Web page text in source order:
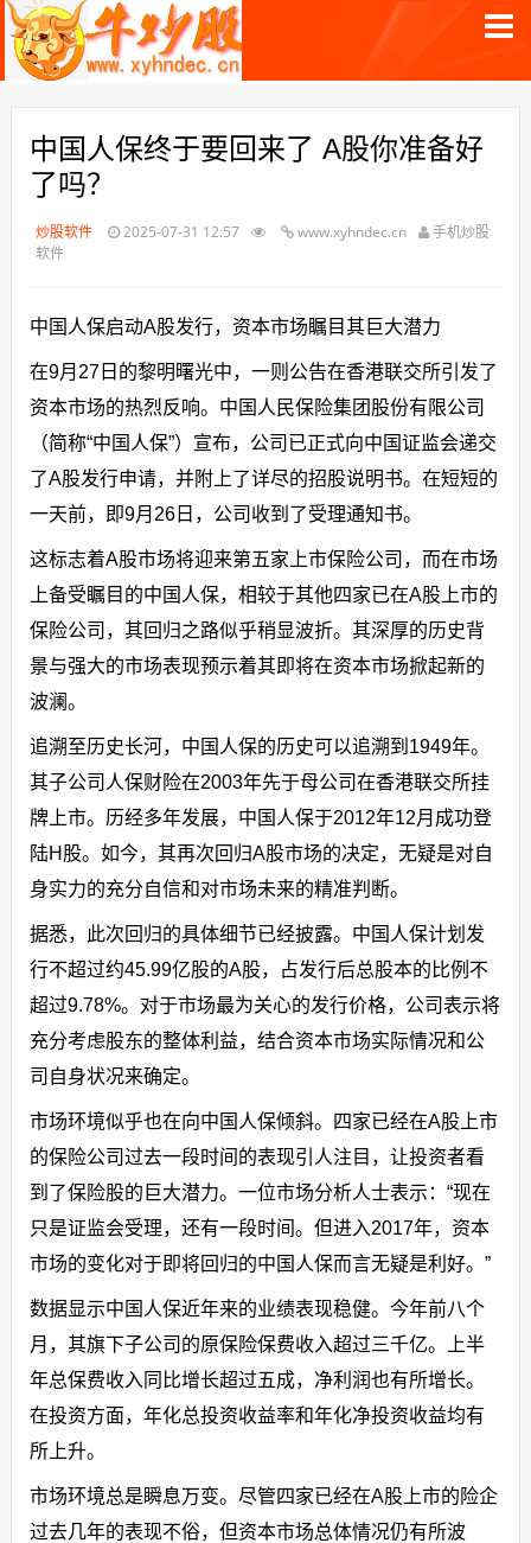
中国人保终于要回来了 A股你准备好
了吗？
炒股软件 2025-07-31 12:57 www.xyhndec.cn
手机炒股
软件
中国人保启动A股发行，资本市场瞩目其巨大潜力
在9月27日的黎明曙光中，一则公告在香港联交所引发了
资本市场的热烈反响。中国人民保险集团股份有限公司
（简称“中国人保”）宣布，公司已正式向中国证监会递交
了A股发行申请，并附上了详尽的招股说明书。在短短的
一天前，即9月26日，公司收到了受理通知书。
这标志着A股市场将迎来第五家上市保险公司，而在市场
上备受瞩目的中国人保，相较于其他四家已在A股上市的
保险公司，其回归之路似乎稍显波折。其深厚的历史背
景与强大的市场表现预示着其即将在资本市场掀起新的
波澜。
追溯至历史长河，中国人保的历史可以追溯到1949年。
其子公司人保财险在2003年先于母公司在香港联交所挂
牌上市。历经多年发展，中国人保于2012年12月成功登
陆H股。如今，其再次回归A股市场的决定，无疑是对自
身实力的充分自信和对市场未来的精准判断。
据悉，此次回归的具体细节已经披露。中国人保计划发
行不超过约45.99亿股的A股，占发行后总股本的比例不
超过9.78%。对于市场最为关心的发行价格，公司表示将
充分考虑股东的整体利益，结合资本市场实际情况和公
司自身状况来确定。
市场环境似乎也在向中国人保倾斜。四家已经在A股上市
的保险公司过去一段时间的表现引人注目，让投资者看
到了保险股的巨大潜力。一位市场分析人士表示：“现在
只是证监会受理，还有一段时间。但进入2017年，资本
市场的变化对于即将回归的中国人保而言无疑是利好。”
数据显示中国人保近年来的业绩表现稳健。今年前八个
月，其旗下子公司的原保险保费收入超过三千亿。上半
年总保费收入同比增长超过五成，净利润也有所增长。
在投资方面，年化总投资收益率和年化净投资收益均有
所上升。
市场环境总是瞬息万变。尽管四家已经在A股上市的险企
过去几年的表现不俗，但资本市场总体情况仍有所波